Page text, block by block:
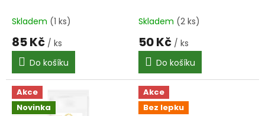
Skladem (1 ks)
85 Kč / ks
Do košíku
Skladem (2 ks)
50 Kč / ks
Do košíku
Akce
Novinka
Akce
Bez lepku